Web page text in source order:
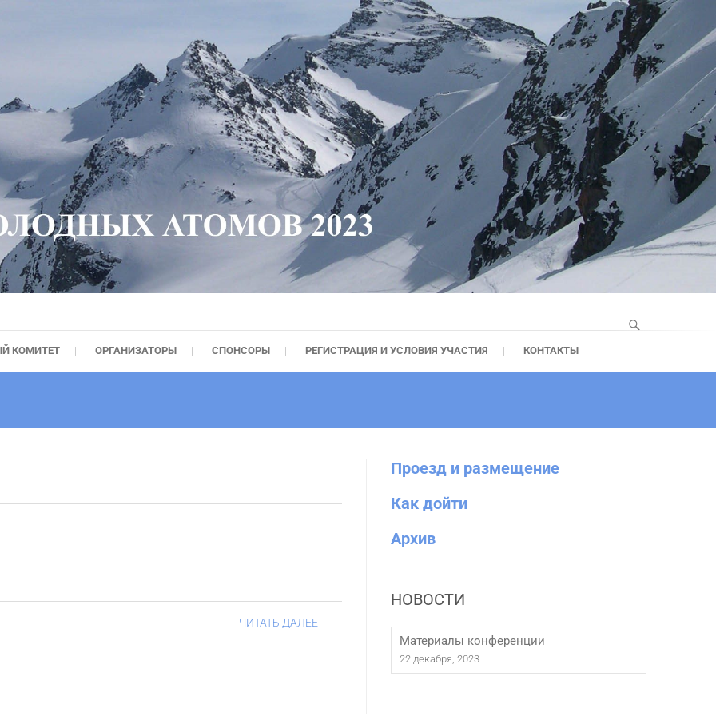
КОМИТЕТ ОРГАНИЗАТОРЫ СПОНСОРЫ РЕГИСТРАЦИЯ И УСЛОВИЯ УЧАСТИЯ КОНТАКТЫ
ЧИТАТЬ ДАЛЕЕ
Проезд и размещение
Как дойти
Архив
НОВОСТИ
Материалы конференции
22 декабря, 2023